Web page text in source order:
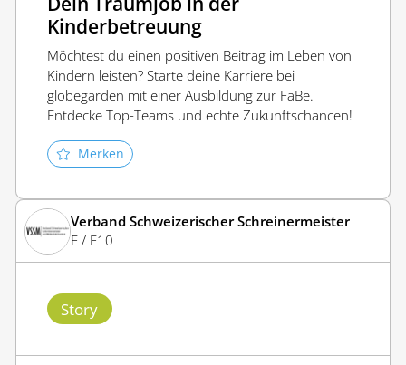
Kinderbetreuung
Möchtest du einen positiven Beitrag im Leben von
Kindern leisten? Starte deine Karriere bei
globegarden mit einer Ausbildung zur FaBe.
Entdecke Top-Teams und echte Zukunftschancen!
Merken
Verband Schweizerischer Schreinermeister
E / E10
Story